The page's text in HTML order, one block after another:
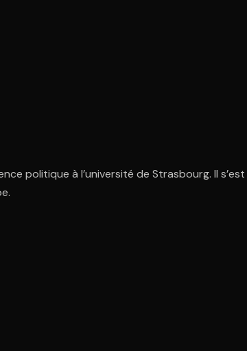
politique à l’université de Strasbourg. Il s’est